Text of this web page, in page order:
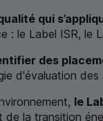
qui
: le Label ISR, le
des
d'évaluation
le
la transition